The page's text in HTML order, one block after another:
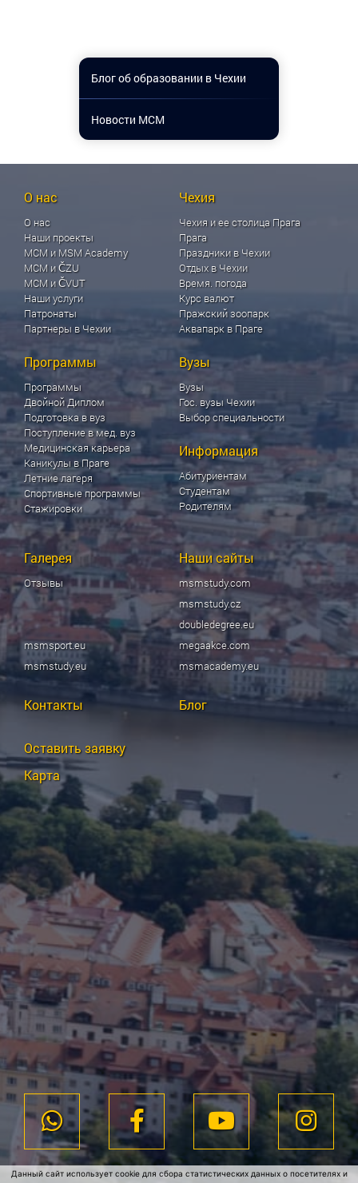
Блог об образовании в Чехии
Новости МСМ
О нас
О нас
Наши проекты
МСМ и MSM Academy
МСМ и ČZU
МСМ и ČVUT
Наши услуги
Патронаты
Партнеры в Чехии
Чехия
Чехия и ее столица Прага
Прага
Праздники в Чехии
Отдых в Чехии
Время. погода
Курс валют
Пражский зоопарк
Аквапарк в Праге
Программы
Программы
Двойной Диплом
Подготовка в вуз
Поступление в мед. вуз
Медицинская карьера
Каникулы в Праге
Летние лагеря
Спортивные программы
Стажировки
Вузы
Вузы
Гос. вузы Чехии
Выбор специальности
Информация
Абитуриентам
Студентам
Родителям
Галерея
Отзывы
Наши сайты
msmstudy.com
msmstudy.cz
doubledegree.eu
msmsport.eu
msmstudy.eu
megaakce.com
msmacademy.eu
Контакты Блог
Оставить заявку
Карта
Данный сайт использует cookie для сбора статистических данных о посетителях и